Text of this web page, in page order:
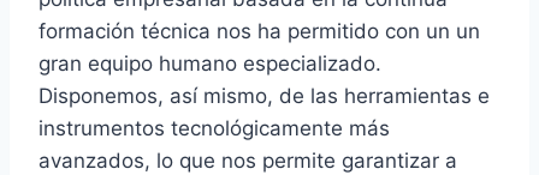
formación técnica nos ha permitido con un un
gran equipo humano especializado.
Disponemos, así mismo, de las herramientas e
instrumentos tecnológicamente más
avanzados, lo que nos permite garantizar a